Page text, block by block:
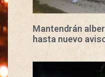
Mantendrán
hasta nuevo